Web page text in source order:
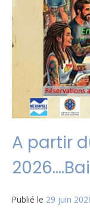
A partir
Publié le 29 juin